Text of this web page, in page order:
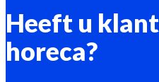
Heeft u
horeca?